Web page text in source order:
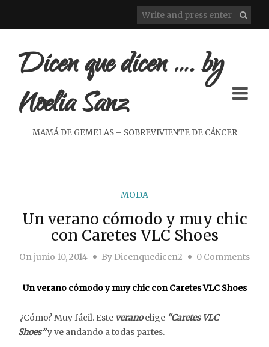
Dicen que dicen …. by
Noelia Sanz
MAMÁ DE GEMELAS – SOBREVIVIENTE DE CÁNCER
MODA
Un verano cómodo y muy chic
con Caretes VLC Shoes
Onjunio 10, 2014 By Dicenquedicen2 0 Comments
Un verano cómodo y muy chic con Caretes VLC Shoes
¿Cómo? Muy fácil. Este veranoelige “Caretes VLC
Shoes”y ve andando a todas partes.